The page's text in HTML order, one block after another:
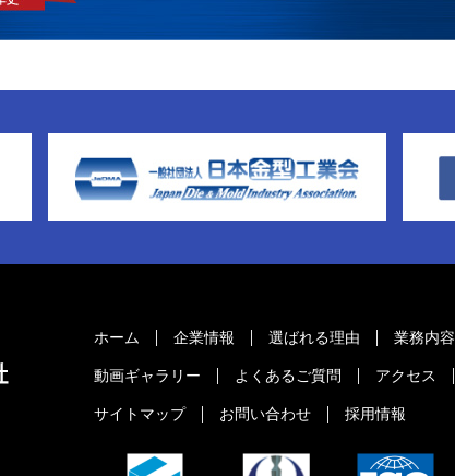
ホーム 企業情報 選ばれる理由 業務内容
動画ギャラリー よくあるご質問 アクセス
サイトマップ お問い合わせ 採用情報